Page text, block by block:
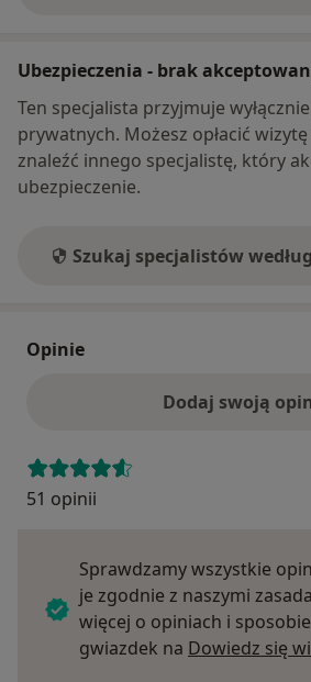
Ubezpieczenia - brak
Ten specjalista przyjmuje
prywatnych. Możesz opłacić
znaleźć innego specjalistę, który
ubezpieczenie.
Szukaj specjalistów
Opinie
Dodaj swoją
51 opinii
Sprawdzamy wszystkie
je zgodnie z naszymi
więcej o opiniach i
gwiazdek na Dowiedz się